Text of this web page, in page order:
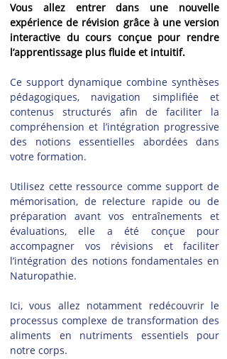
Vous allez entrer dans une nouvelle
expérience de révision grâce à une version
interactive du cours conçue pour rendre
l’apprentissage plus fluide et intuitif.
Ce support dynamique combine synthèses
pédagogiques, navigation simplifiée et
contenus structurés afin de faciliter la
compréhension et l’intégration progressive
des notions essentielles abordées dans
votre formation.
Utilisez cette ressource comme support de
mémorisation, de relecture rapide ou de
préparation avant vos entraînements et
évaluations, elle a été conçue pour
accompagner vos révisions et faciliter
l’intégration des notions fondamentales en
Naturopathie.
Ici, vous allez notamment redécouvrir le
processus complexe de transformation des
aliments en nutriments essentiels pour
notre corps.